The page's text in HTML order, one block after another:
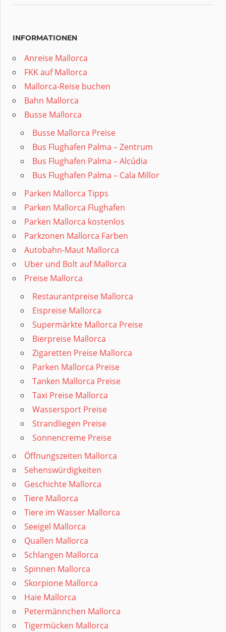
INFORMATIONEN
Anreise Mallorca
FKK auf Mallorca
Mallorca-Reise buchen
Bahn Mallorca
Busse Mallorca
Busse Mallorca Preise
Bus Flughafen Palma – Zentrum
Bus Flughafen Palma – Alcúdia
Bus Flughafen Palma – Cala Millor
Parken Mallorca Tipps
Parken Mallorca Flughafen
Parken Mallorca kostenlos
Parkzonen Mallorca Farben
Autobahn-Maut Mallorca
Uber und Bolt auf Mallorca
Preise Mallorca
Restaurantpreise Mallorca
Eispreise Mallorca
Supermärkte Mallorca Preise
Bierpreise Mallorca
Zigaretten Preise Mallorca
Parken Mallorca Preise
Tanken Mallorca Preise
Taxi Preise Mallorca
Wassersport Preise
Strandliegen Preise
Sonnencreme Preise
Öffnungszeiten Mallorca
Sehenswürdigkeiten
Geschichte Mallorca
Tiere Mallorca
Tiere im Wasser Mallorca
Seeigel Mallorca
Quallen Mallorca
Schlangen Mallorca
Spinnen Mallorca
Skorpione Mallorca
Haie Mallorca
Petermännchen Mallorca
Tigermücken Mallorca